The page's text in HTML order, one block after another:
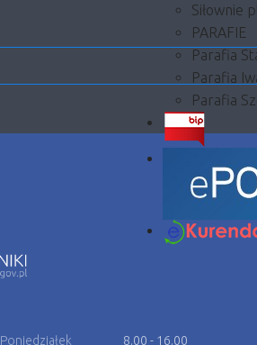
Siłownie
PARAFIE
Parafia
Parafia
Parafia
Poniedziałek 8.00 - 16.00